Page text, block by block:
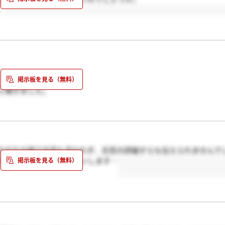
聞きました。
その場で合否も言われず、合否の詳細すらも伝えられませんで
か…？いたら感謝お願いします…